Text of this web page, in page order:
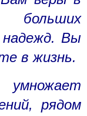
Вы
в жизнь.
рядом